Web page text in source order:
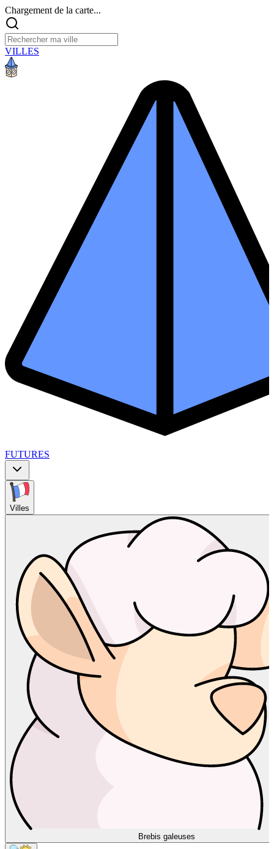
Chargement de la carte...
VILLES
FUTURES
Villes
Brebis galeuses